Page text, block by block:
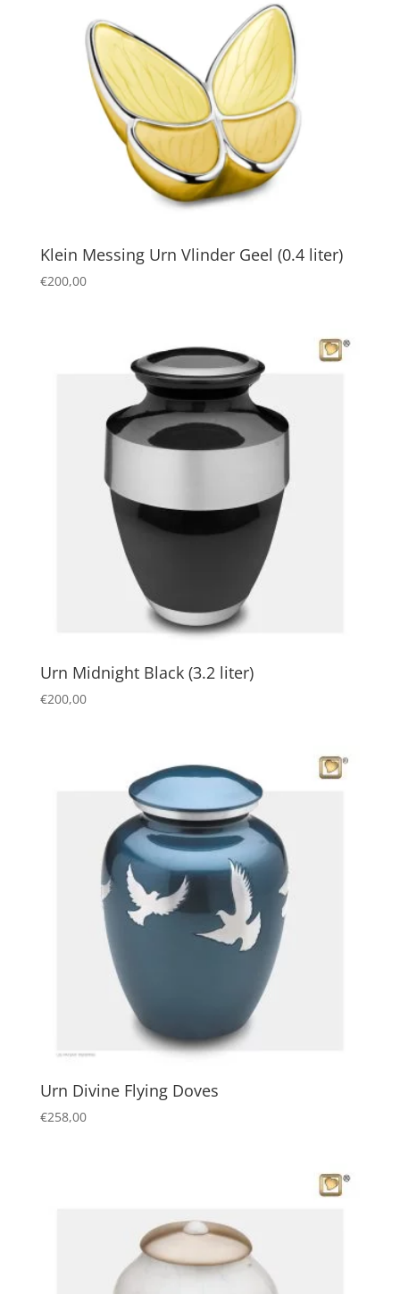
Klein Messing Urn Vlinder Geel (0.4 liter)
€200,00
Urn Midnight Black (3.2 liter)
€200,00
Urn Divine Flying Doves
€258,00